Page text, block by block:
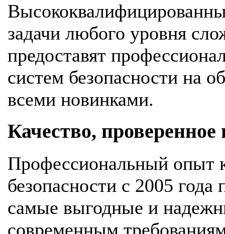
задачи любого уровня
предоставят
систем безопасности на
всеми новинками.
Качество,
Профессиональный опыт
безопасности с 2005 года
самые выгодные и
современным